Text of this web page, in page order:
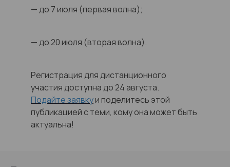
— до 7 июля (первая волна);
— до 20 июля (вторая волна).
Регистрация для дистанционного
участия доступна до 24 августа.
Подайте заявкуи поделитесь этой
публикацией с теми, кому она может быть
актуальна!